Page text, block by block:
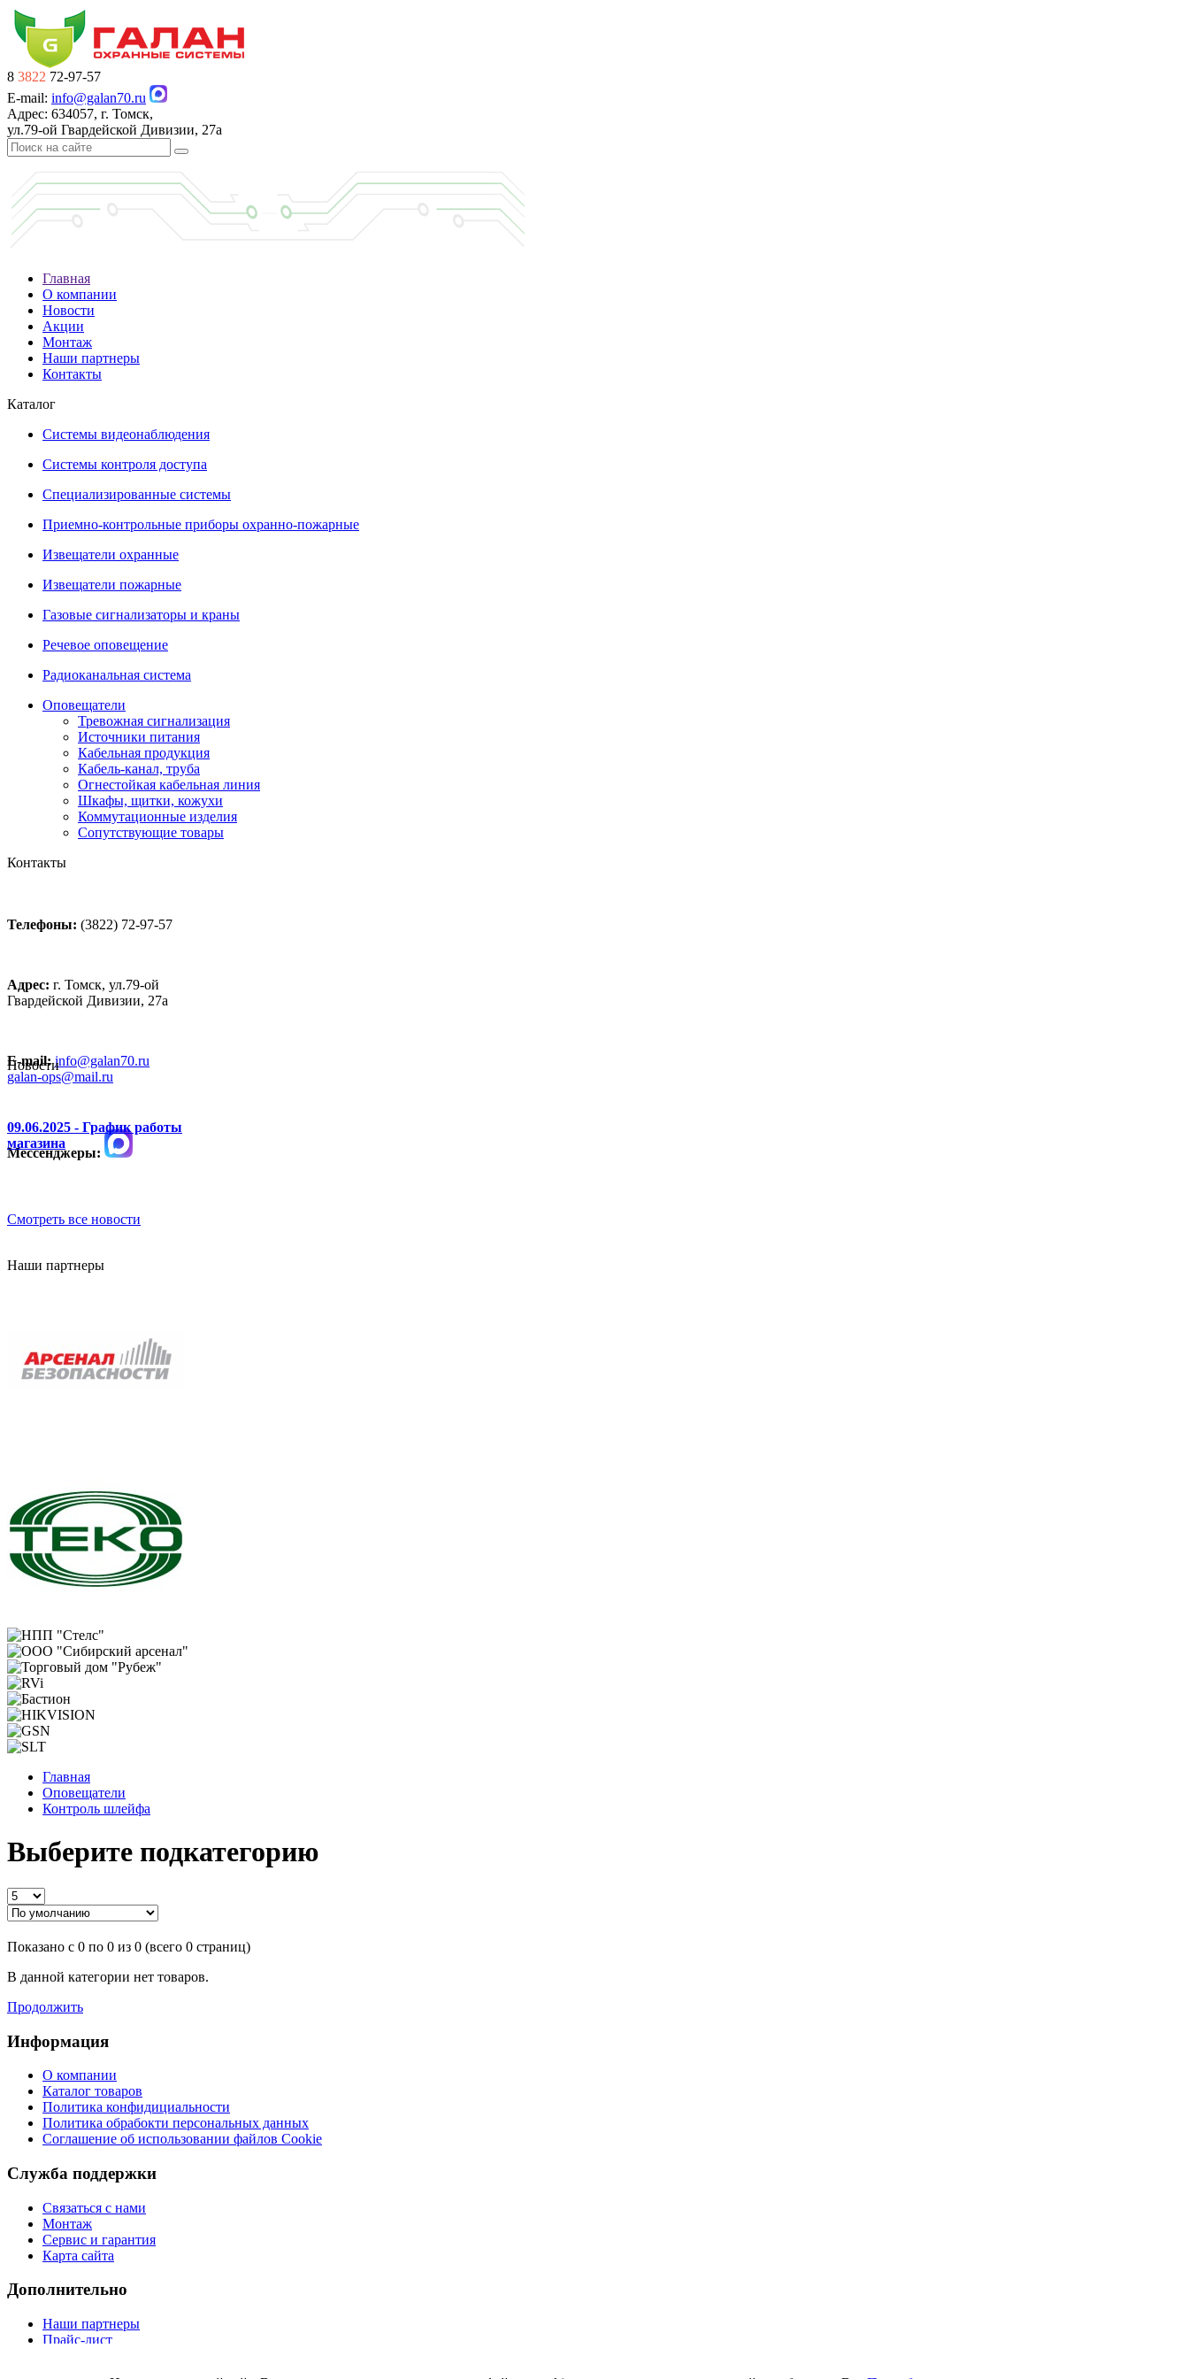
8 3822 72-97-57
E-mail: info@galan70.ru
Адрес: 634057, г. Томск,
ул.79-ой Гвардейской Дивизии, 27а
Главная
О компании
Новости
Акции
Монтаж
Наши партнеры
Контакты
Каталог
Системы видеонаблюдения
Системы контроля доступа
Специализированные системы
Приемно-контрольные приборы охранно-пожарные
Извещатели охранные
Извещатели пожарные
Газовые сигнализаторы и краны
Речевое оповещение
Радиоканальная система
Оповещатели
Тревожная сигнализация
Источники питания
Кабельная продукция
Кабель-канал, труба
Огнестойкая кабельная линия
Шкафы, щитки, кожухи
Коммутационные изделия
Сопутствующие товары
Контакты
Телефоны: (3822) 72-97-57
Адрес: г. Томск, ул.79-ой
Гвардейской Дивизии, 27а
E-mail: info@galan70.ru
galan-ops@mail.ru
Мессенджеры:
Новости
09.06.2025 - График работы
магазина
Смотреть все новости
Наши партнеры
Главная
Оповещатели
Контроль шлейфа
Выберите подкатегорию
Показано с 0 по 0 из 0 (всего 0 страниц)
В данной категории нет товаров.
Продолжить
Информация
О компании
Каталог товаров
Политика конфидициальности
Политика обрабокти персональных данных
Соглашение об использовании файлов Cookie
Служба поддержки
Связаться с нами
Монтаж
Сервис и гарантия
Карта сайта
Дополнительно
Наши партнеры
Прайс-лист
Сотрудничество